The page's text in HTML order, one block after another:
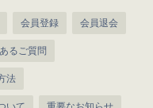
会員登録 会員退会
るご質問
法